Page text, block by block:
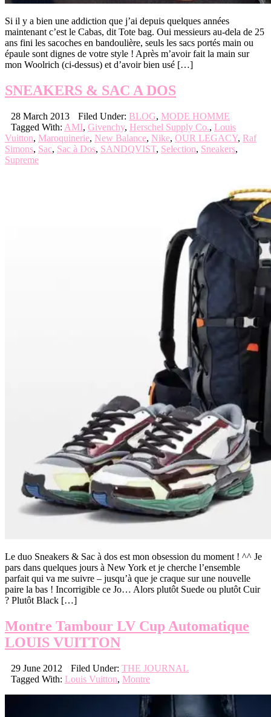
Si il y a bien une addiction que j’ai depuis quelques années
maintenant c’est le Cabas, dit Tote bag. Oui messieurs au-dela de 25
ans fini les sacoches en bandoulière, seuls les sacs portés main ou
épaule sont dignes de votre style ! Après m’avoir fait la main sur
mon Woolrich (ci-dessus) et d’avoir bien usé […]
SNEAKERS & SAC A DOS
28 March 2013 Filed Under: BLOG, MODE HOMME
Tagged With: AMI, Givenchy, Herschel Supply Co., Louis
Vuitton, Maroquinerie, New Balance, Nike, OUR LEGACY, Raf
Simons, Sac, Sac à Dos, SANDQVIST, Selection, Sneakers,
Supreme
Le duo Sneakers & Sac à dos est mon obsession du moment ! ^^ Je
pars dans quelques jours à New York et je cherche l’ensemble
parfait qui va me suivre – jusqu’à que je craque sur une nouvelle
paire la bas ! Incorrigible ce Jo… Alors plutôt Suede ou plutôt Cuir
? Plutôt Black […]
Montre Tambour LV Cup Automatique
LOUIS VUITTON
29 June 2012 Filed Under: THE JOURNAL
Tagged With: Louis Vuitton, Montre